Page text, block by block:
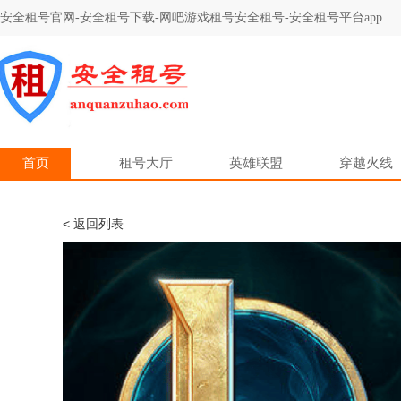
安全租号官网-安全租号下载-网吧游戏租号安全租号-安全租号平台app
首页 租号大厅 英雄联盟 穿越火线
< 返回列表